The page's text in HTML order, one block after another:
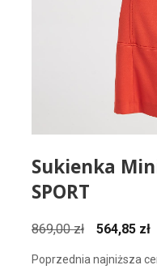
Sukienka
SPORT
869,00zł
Pierwotna
wynosiła:
564,85 zł
Poprzednia najniższa